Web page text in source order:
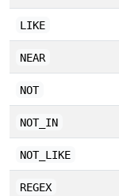
LIKE
NEAR
NOT
NOT_IN
NOT_LIKE
REGEX